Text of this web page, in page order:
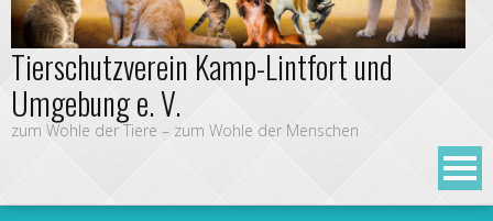
Tierschutzverein Kamp-Lintfort und
Umgebung e. V.
zum Wohle der Tiere – zum Wohle der Menschen